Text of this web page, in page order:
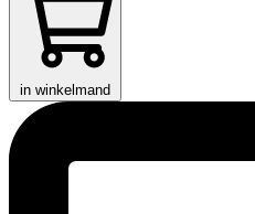
in winkelmand